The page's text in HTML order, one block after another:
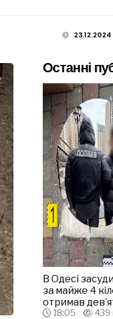
23.12.2024
Останні
В Одесі
за майже 4
отримав
18:05 439